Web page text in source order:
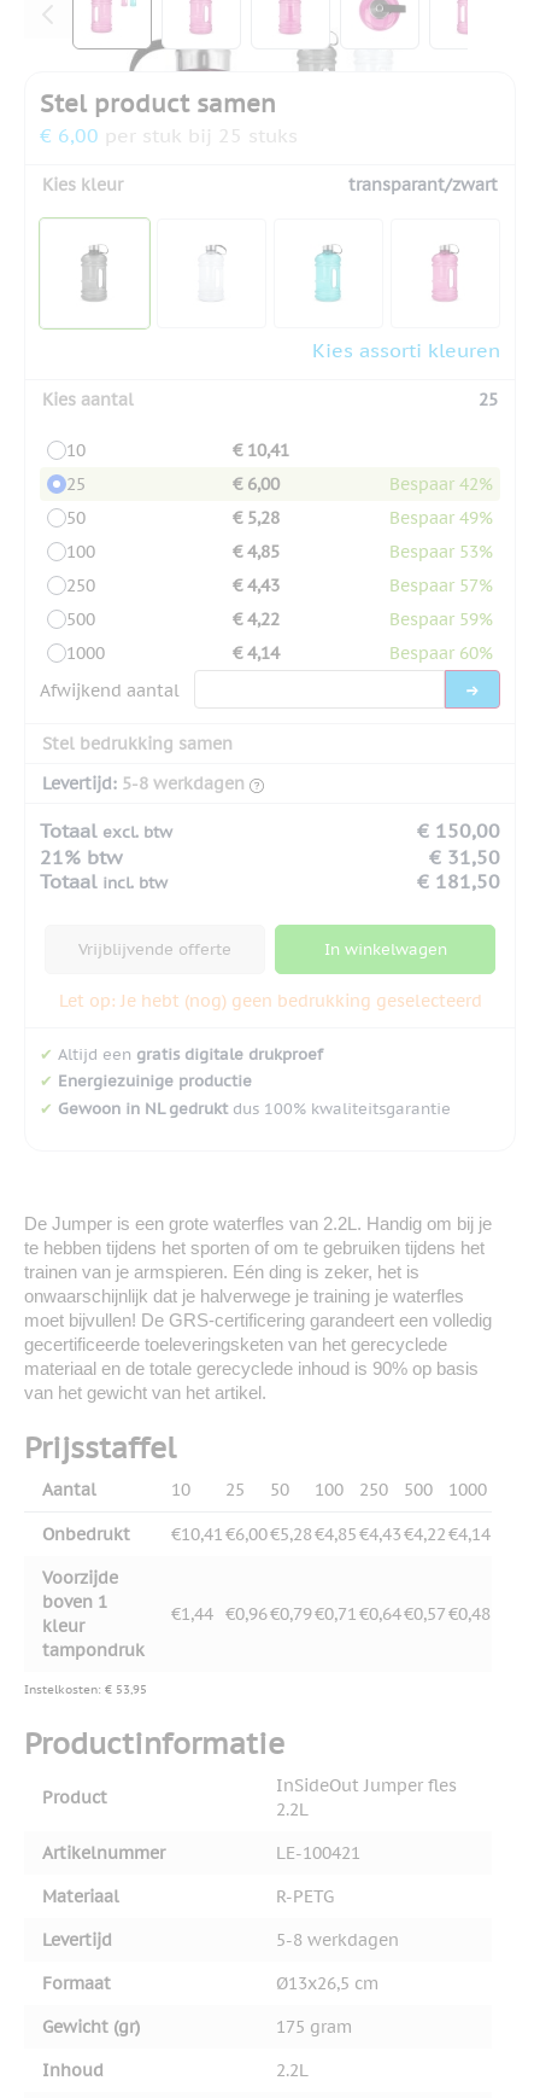
Stel product samen
€ 6,00 per stuk bij 25 stuks
Kies kleur transparant/zwart
Kies assorti kleuren
Kies aantal 25
10
€ 10,41
25
€ 6,00
Bespaar 42%
50
€ 5,28
Bespaar 49%
100
€ 4,85
Bespaar 53%
250
€ 4,43
Bespaar 57%
500
€ 4,22
Bespaar 59%
1000
€ 4,14
Bespaar 60%
Afwijkend aantal
Stel bedrukking samen
Levertijd: 5-8 werkdagen
Totaal excl. btw
€ 150,00
21% btw
€ 31,50
Totaal incl. btw € 181,50
Vrijblijvende offerte In winkelwagen
Let op: Je hebt (nog) geen bedrukking geselecteerd
✔ Altijd een gratis digitale drukproef
✔ Energiezuinige productie
✔ Gewoon in NL gedruktdus 100% kwaliteitsgarantie
De Jumper is een grote waterfles van 2.2L. Handig om bij je
te hebben tijdens het sporten of om te gebruiken tijdens het
trainen van je armspieren. Eén ding is zeker, het is
onwaarschijnlijk dat je halverwege je training je waterfles
moet bijvullen! De GRS-certificering garandeert een volledig
gecertificeerde toeleveringsketen van het gerecyclede
materiaal en de totale gerecyclede inhoud is 90% op basis
van het gewicht van het artikel.
Prijsstaffel
Aantal 10 25 50 100 250 500 1000
Onbedrukt €10,41€6,00€5,28€4,85€4,43€4,22€4,14
Voorzijde
boven 1
kleur
tampondruk
€1,44 €0,96€0,79€0,71€0,64€0,57€0,48
Instelkosten: € 53,95
Productinformatie
Product
InSideOut Jumper fles
2.2L
Artikelnummer
LE-100421
Materiaal
R-PETG
Levertijd
5-8 werkdagen
Formaat
Ø13x26,5 cm
Gewicht (gr)
175 gram
Inhoud
2.2L